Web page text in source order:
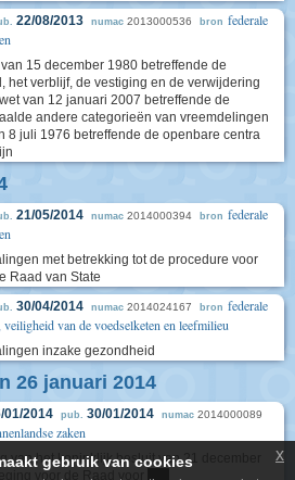
22/08/2013 numac 2013000536 bron federale
15 december 1980 betreffende de
het verblijf, de vestiging en de verwijdering
van 12 januari 2007 betreffende de
andere categorieën van vreemdelingen
8 juli 1976 betreffende de openbare centra
21/05/2014 numac 2014000394 bron federale
met betrekking tot de procedure voor
Raad van State
30/04/2014 numac 2014024167 bron federale
van de voedselketen en leefmilieu
inzake gezondheid
26 januari 2014
01/2014 pub. 30/01/2014 numac 2014000089
zaken
van het koninklijk besluit van 21 december
voor de Raad voor
****
gebruik van cookies x